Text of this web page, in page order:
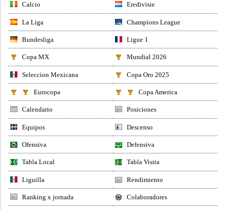
Calcio Eredivisie
La Liga Champions League
Bundesliga Ligue 1
Copa MX Mundial 2026
Seleccion Mexicana Copa Oro 2025
Eurocopa Copa America
Calendario Posiciones
Equipos Descenso
Ofensiva Defensiva
Tabla Local Tabla Visita
Liguilla Rendimiento
Ranking x jornada Colaboradores